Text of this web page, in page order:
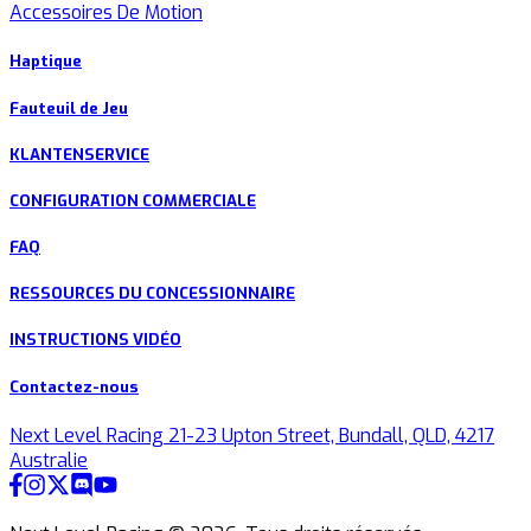
Accessoires De Motion
Haptique
Fauteuil de Jeu
KLANTENSERVICE
CONFIGURATION COMMERCIALE
FAQ
RESSOURCES DU CONCESSIONNAIRE
INSTRUCTIONS VIDÉO
Contactez-nous
Next Level Racing 21-23 Upton Street, Bundall, QLD, 4217
Australie